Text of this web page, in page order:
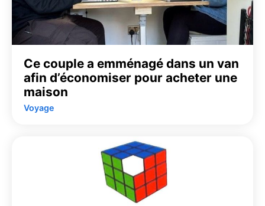
Ce couple a emménagé dans un van
afin d’économiser pour acheter une
maison
Voyage